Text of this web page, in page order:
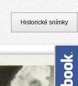
Historické snímky